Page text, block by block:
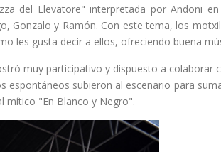
del Elevatore" interpretada por Andoni
Gonzalo y Ramón. Con este tema, los
les gusta decir a ellos, ofreciendo buena
muy participativo y dispuesto a colaborar
espontáneos subieron al escenario para
mítico "En Blanco y Negro".